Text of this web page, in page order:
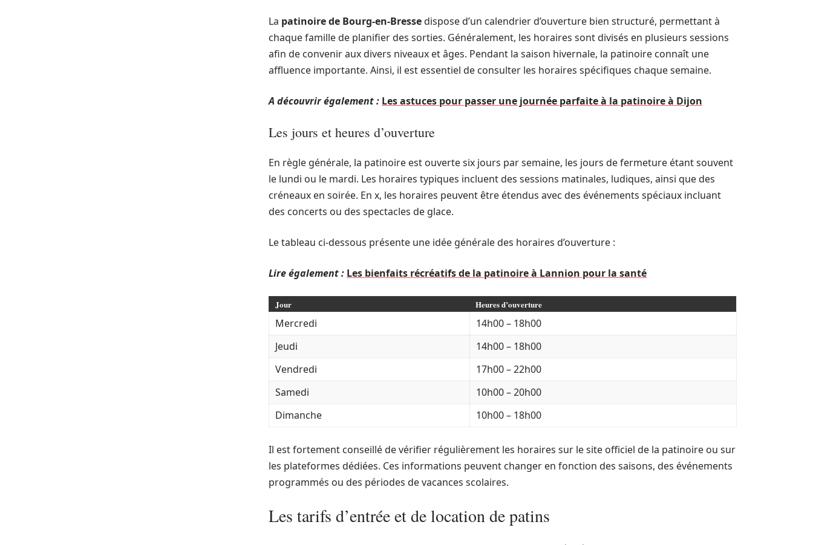
La patinoire de Bourg-en-Bressedispose d’un calendrier d’ouverture bien structuré, permettant à
chaque famille de planifier des sorties. Généralement, les horaires sont divisés en plusieurs sessions
afin de convenir aux divers niveaux et âges. Pendant la saison hivernale, la patinoire connaît une
affluence importante. Ainsi, il est essentiel de consulter les horaires spécifiques chaque semaine.
A découvrir également : Les astuces pour passer une journée parfaite à la patinoire à Dijon
Les jours et heures d’ouverture
En règle générale, la patinoire est ouverte six jours par semaine, les jours de fermeture étant souvent
le lundi ou le mardi. Les horaires typiques incluent des sessions matinales, ludiques, ainsi que des
créneaux en soirée. En x, les horaires peuvent être étendus avec des événements spéciaux incluant
des concerts ou des spectacles de glace.
Le tableau ci-dessous présente une idée générale des horaires d’ouverture :
Lire également : Les bienfaits récréatifs de la patinoire à Lannion pour la santé
Jour Heures d’ouverture
Mercredi
14h00 – 18h00
Jeudi
14h00 – 18h00
Vendredi
17h00 – 22h00
Samedi
10h00 – 20h00
Dimanche
10h00 – 18h00
Il est fortement conseillé de vérifier régulièrement les horaires sur le site officiel de la patinoire ou sur
les plateformes dédiées. Ces informations peuvent changer en fonction des saisons, des événements
programmés ou des périodes de vacances scolaires.
Les tarifs d’entrée et de location de patins